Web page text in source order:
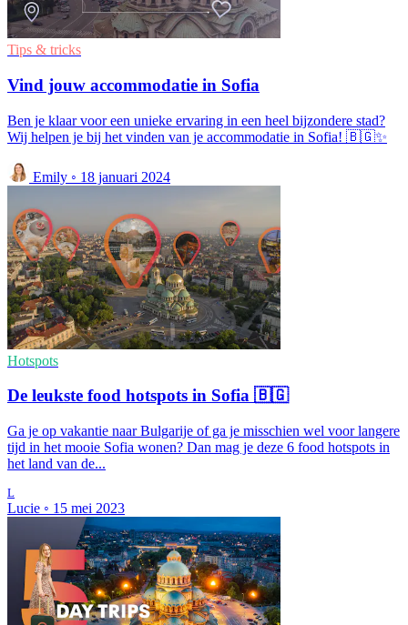
Tips & tricks
Vind jouw accommodatie in Sofia
Ben je klaar voor een unieke ervaring in een heel bijzondere stad?
Wij helpen je bij het vinden van je accommodatie in Sofia! 🇧🇬✨
Emily ◦ 18 januari 2024
Hotspots
De leukste food hotspots in Sofia 🇧🇬
Ga je op vakantie naar Bulgarije of ga je misschien wel voor langere
tijd in het mooie Sofia wonen? Dan mag je deze 6 food hotspots in
het land van de...
L
Lucie ◦ 15 mei 2023